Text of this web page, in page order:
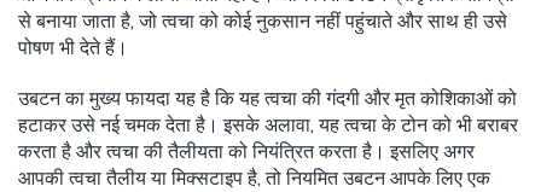
से बनाया जाता है, जो त्वचा को कोई नुकसान नहीं पहुंचाते और साथ ही उसे
पोषण भी देते हैं।
उबटन का मुख्य फायदा यह है कि यह त्वचा की गंदगी और मृत कोशिकाओं को
हटाकर उसे नई चमक देता है। इसके अलावा, यह त्वचा के टोन को भी बराबर
करता है और त्वचा की तैलीयता को नियंत्रित करता है। इसलिए अगर
आपकी त्वचा तैलीय या मिक्सटाइप है, तो नियमित उबटन आपके लिए एक